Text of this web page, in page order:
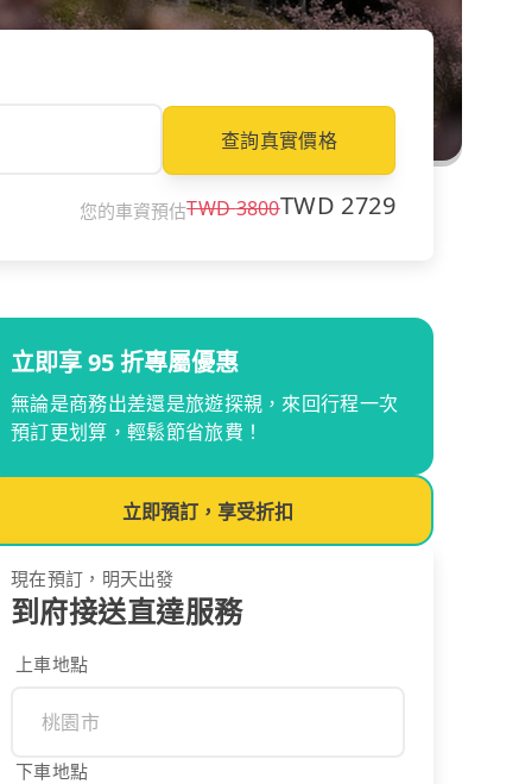
查詢真實價格
您的車資預估TWD3800TWD 2729
立即享 95 折專屬優惠
無論是商務出差還是旅遊探親，來回行程一次
預訂更划算，輕鬆節省旅費！
立即預訂，享受折扣
現在預訂，明天出發
到府接送直達服務
上車地點
下車地點